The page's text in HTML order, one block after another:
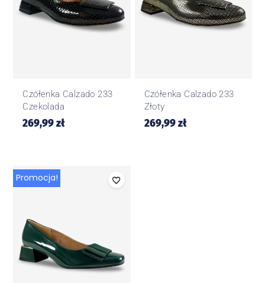
Czółenka Calzado 233
Czekolada
269,99zł
Czółenka Calzado 233
Złoty
269,99zł
Promocja!